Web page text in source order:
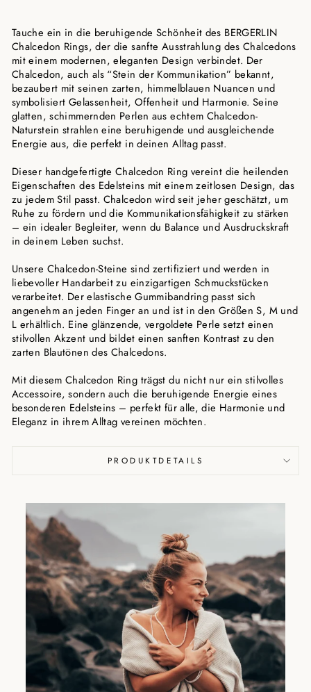
Tauche ein in die beruhigende Schönheit des BERGERLIN
Chalcedon Rings, der die sanfte Ausstrahlung des Chalcedons
mit einem modernen, eleganten Design verbindet. Der
Chalcedon, auch als “Stein der Kommunikation” bekannt,
bezaubert mit seinen zarten, himmelblauen Nuancen und
symbolisiert Gelassenheit, Offenheit und Harmonie. Seine
glatten, schimmernden Perlen aus echtem Chalcedon-
Naturstein strahlen eine beruhigende und ausgleichende
Energie aus, die perfekt in deinen Alltag passt.
Dieser handgefertigte Chalcedon Ring vereint die heilenden
Eigenschaften des Edelsteins mit einem zeitlosen Design, das
zu jedem Stil passt. Chalcedon wird seit jeher geschätzt, um
Ruhe zu fördern und die Kommunikationsfähigkeit zu stärken
– ein idealer Begleiter, wenn du Balance und Ausdruckskraft
in deinem Leben suchst.
Unsere Chalcedon-Steine sind zertifiziert und werden in
liebevoller Handarbeit zu einzigartigen Schmuckstücken
verarbeitet. Der elastische Gummibandring passt sich
angenehm an jeden Finger an und ist in den Größen S, M und
L erhältlich. Eine glänzende, vergoldete Perle setzt einen
stilvollen Akzent und bildet einen sanften Kontrast zu den
zarten Blautönen des Chalcedons.
Mit diesem Chalcedon Ring trägst du nicht nur ein stilvolles
Accessoire, sondern auch die beruhigende Energie eines
besonderen Edelsteins – perfekt für alle, die Harmonie und
Eleganz in ihrem Alltag vereinen möchten.
PRODUKTDETAILS